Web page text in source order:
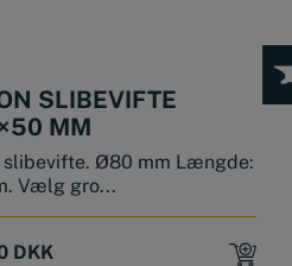
SLIBEVIFTE
MM
slibevifte. Ø80 mm Længde:
Vælg gro...
DKK